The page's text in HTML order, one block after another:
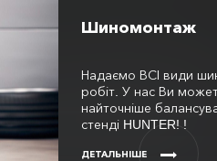
Шиномонтаж
Надаємо ВСІ види
робіт. У нас Ви
найточніше
стенді HUNTER! !
ДЕТАЛЬНІШЕ